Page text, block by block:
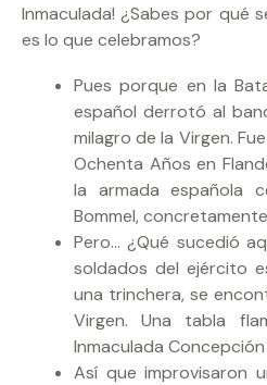
Inmaculada! ¿Sabes por qué
es lo que celebramos?
Pues porque en la
español derrotó al
milagro de la Virgen.
Ochenta Años en
la armada española
Bommel,
Pero… ¿Qué sucedió
soldados del ejército
una trinchera, se
Virgen. Una tabla
Inmaculada
Así que improvisaron